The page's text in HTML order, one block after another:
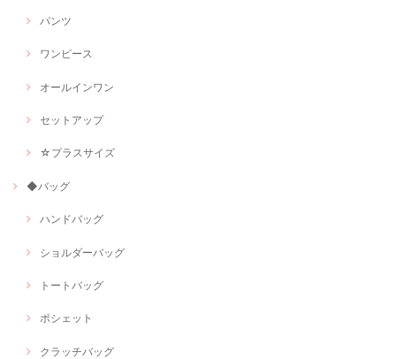
パンツ
ワンピース
オールインワン
セットアップ
☆プラスサイズ
◆バッグ
ハンドバッグ
ショルダーバッグ
トートバッグ
ポシェット
クラッチバッグ